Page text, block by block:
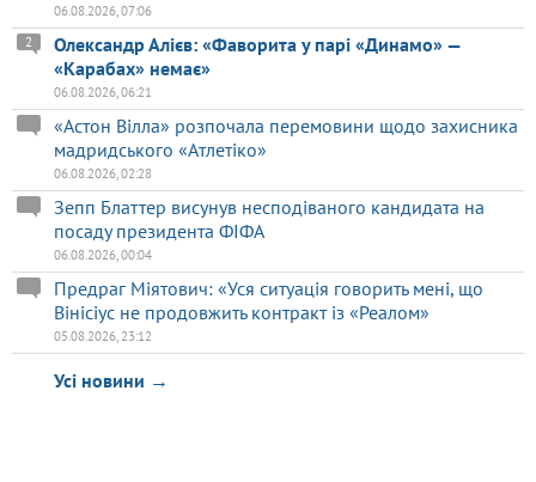
06.08.2026, 07:06
Олександр Алієв: «Фаворита у парі «Динамо» —
«Карабах» немає»
2
06.08.2026, 06:21
«Астон Вілла» розпочала перемовини щодо захисника
мадридського «Атлетіко»
06.08.2026, 02:28
Зепп Блаттер висунув несподіваного кандидата на
посаду президента ФІФА
06.08.2026, 00:04
Предраг Міятович: «Уся ситуація говорить мені, що
Вінісіус не продовжить контракт із «Реалом»
05.08.2026, 23:12
Усі новини →